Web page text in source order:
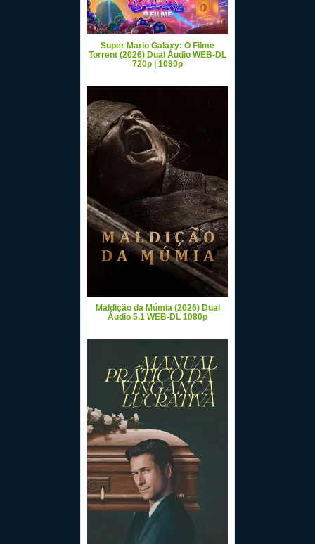
Super Mario Galaxy: O Filme
Torrent (2026) Dual Áudio WEB-DL
720p | 1080p
Maldição da Múmia (2026) Dual
Áudio 5.1 WEB-DL 1080p